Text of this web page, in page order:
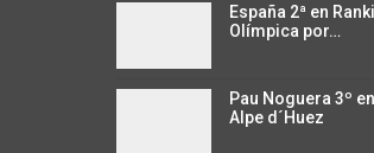
España 2ª en
Olímpica por…
Pau Noguera 3º
Alpe d´Huez